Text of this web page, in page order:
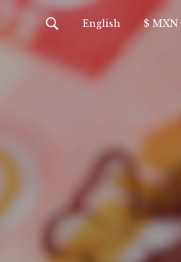
English $ MXN